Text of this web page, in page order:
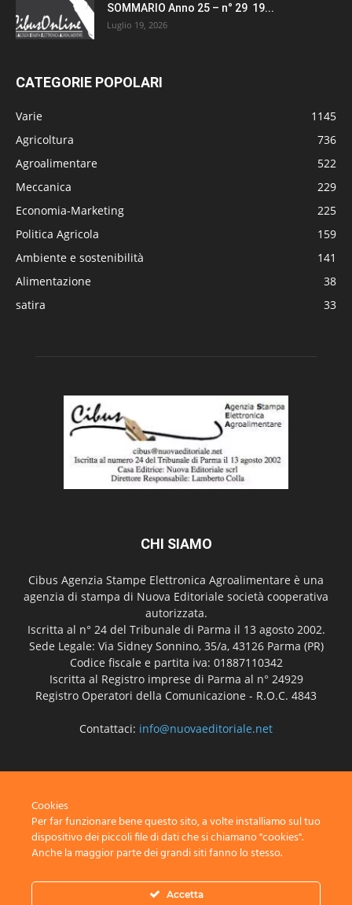
SOMMARIO Anno 25 – n° 29 19...
Luglio 19, 2026
CATEGORIE POPOLARI
Varie
1145
Agricoltura
736
Agroalimentare
522
Meccanica
229
Economia-Marketing
225
Politica Agricola
159
Ambiente e sostenibilità
141
Alimentazione
38
satira
33
CHI SIAMO
Cibus Agenzia Stampe Elettronica Agroalimentare è una
agenzia di stampa di Nuova Editoriale società cooperativa
autorizzata.
Iscritta al n° 24 del Tribunale di Parma il 13 agosto 2002.
Sede Legale: Via Sidney Sonnino, 35/a, 43126 Parma (PR)
Codice fiscale e partita iva: 01887110342
Iscritta al Registro imprese di Parma al n° 24929
Registro Operatori della Comunicazione - R.O.C. 4843
Contattaci: info@nuovaeditoriale.net
Privacy Advertisement
Cookies
Per far funzionare bene questo sito, a volte installiamo sul tuo
dispositivo dei piccoli file di dati che si chiamano "cookies".
Anche la maggior parte dei grandi siti fanno lo stesso.
Accetta